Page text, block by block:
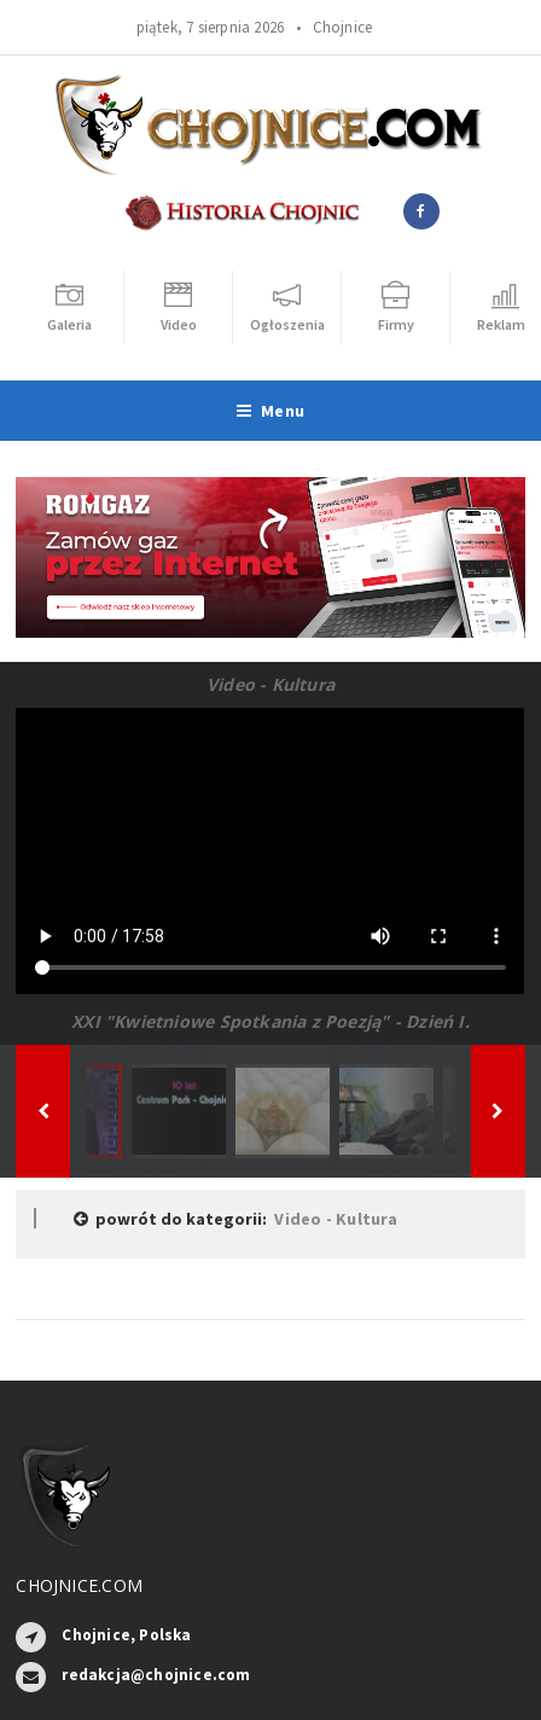
piątek, 7 sierpnia 2026 • Chojnice
Galeria Video Ogłoszenia Firmy Reklama
Menu
Video - Kultura
XXI "Kwietniowe Spotkania z Poezją" - Dzień I.
powrót do kategorii:Video - Kultura
CHOJNICE.COM
Chojnice, Polska
redakcja@chojnice.com